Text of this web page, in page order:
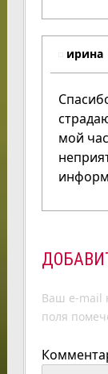
ирина
мой
Ваш e-mail
поля